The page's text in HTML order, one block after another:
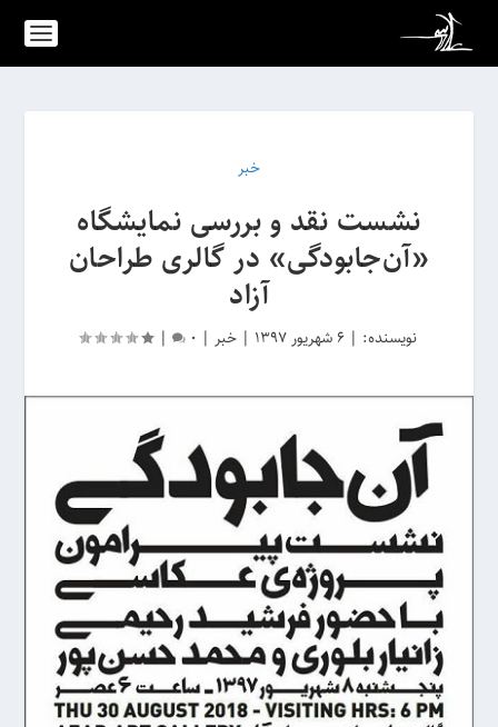
خبر
نشست نقد و بررسی نمایشگاه
«آن‌جابودگی» در گالری طراحان
آزاد
نویسنده: | 6 شهریور 1397 | خبر |
0
|